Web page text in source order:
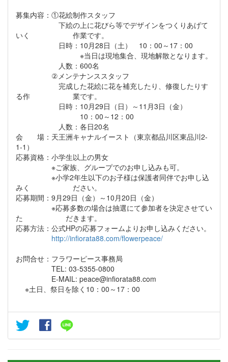
募集内容：①花絵制作スタッフ
下絵の上に花びら等でデザインをつくりあげて
いく 作業です。
日時：10月28日（土） 10：00～17：00
※当日は現地集合、現地解散となります。
人数：600名
②メンテナンススタッフ
完成した花絵に花を補充したり、修復したりす
る作 業です。
日時：10月29日（日）～11月3日（金）
10：00～12：00
人数：各日20名
会 場：天王洲キャナルイースト（東京都品川区東品川2‐
1‐1）
応募資格：小学生以上の男女
※ご家族、グループでのお申し込みも可。
※小学2年生以下のお子様は保護者同伴でお申し込
みく ださい。
応募期間：9月29日（金）～10月20日（金）
※応募多数の場合は抽選にて参加者を決定させてい
た だきます。
応募方法：公式HPの応募フォームよりお申し込みください。
http://infiorata88.com/flowerpeace/
お問合せ：フラワーピース事務局
TEL: 03-5355-0800
E-MAIL: peace@infiorata88.com
※土日、祭日を除く10：00～17：00